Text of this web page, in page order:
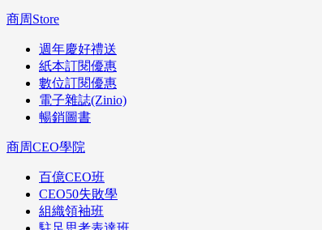
商周Store
週年慶好禮送
紙本訂閱優惠
數位訂閱優惠
電子雜誌(Zinio)
暢銷圖書
商周CEO學院
百億CEO班
CEO50失敗學
組織領袖班